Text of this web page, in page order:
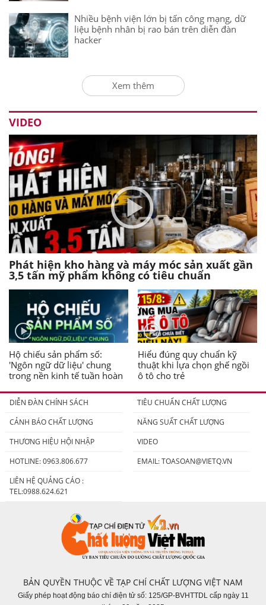
Nhiều bệnh viện lớn bị tấn công mạng, dữ
liệu bệnh nhân bị rao bán trên diễn đàn
hacker
Xem thêm
VIDEO
Phát hiện kho hàng và máy móc sản xuất gần
3,5 tấn mỹ phẩm không có tiêu chuẩn
Hộ chiếu sản phẩm số:
'Ngôn ngữ dữ liệu' chung
trong nền kinh tế tuần hoàn
Hiểu đúng quy chuẩn kỹ
thuật khi lựa chọn ghế ngồi
ô tô cho trẻ
DIỄN ĐÀN CHÍNH SÁCH
TIÊU CHUẨN CHẤT LƯỢNG
CẢNH BÁO CHẤT LƯỢNG
NĂNG SUẤT CHẤT LƯỢNG
THƯƠNG HIỆU HỘI NHẬP
VIDEO
HOTLINE: 0963.806.677
EMAIL:TOASOAN@VIETQ.VN
LIÊN HỆ QUẢNG CÁO :
TEL:0988.624.621
BẢN QUYỀN THUỘC VỀ TẠP CHÍ CHẤT LƯỢNG VIỆT NAM
Giấy phép hoạt động báo chí điện tử số: 125/GP-BVHTTDL cấp ngày 11